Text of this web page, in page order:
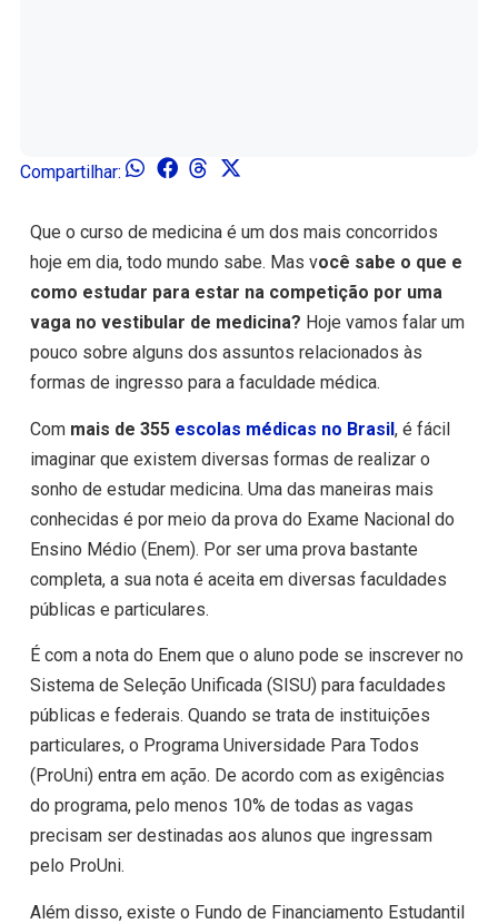
Compartilhar:
Que o curso de medicina é um dos mais concorridos
hoje em dia, todo mundo sabe. Mas você sabe o que e
como estudar para estar na competição por uma
vaga no vestibular de medicina? Hoje vamos falar um
pouco sobre alguns dos assuntos relacionados às
formas de ingresso para a faculdade médica.
Com mais de 355 escolas médicas no Brasil, é fácil
imaginar que existem diversas formas de realizar o
sonho de estudar medicina. Uma das maneiras mais
conhecidas é por meio da prova do Exame Nacional do
Ensino Médio (Enem). Por ser uma prova bastante
completa, a sua nota é aceita em diversas faculdades
públicas e particulares.
É com a nota do Enem que o aluno pode se inscrever no
Sistema de Seleção Unificada (SISU) para faculdades
públicas e federais. Quando se trata de instituições
particulares, o Programa Universidade Para Todos
(ProUni) entra em ação. De acordo com as exigências
do programa, pelo menos 10% de todas as vagas
precisam ser destinadas aos alunos que ingressam
pelo ProUni.
Além disso, existe o Fundo de Financiamento Estudantil